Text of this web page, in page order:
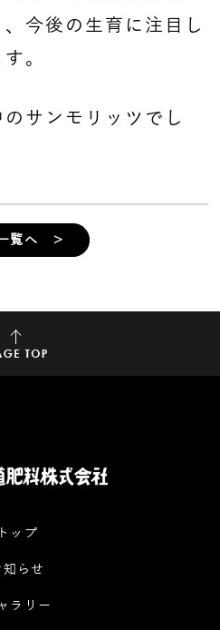
今後の生育に注目し
。
サンモリッツでし
覧へ ＞
トップ
知らせ
ラリー